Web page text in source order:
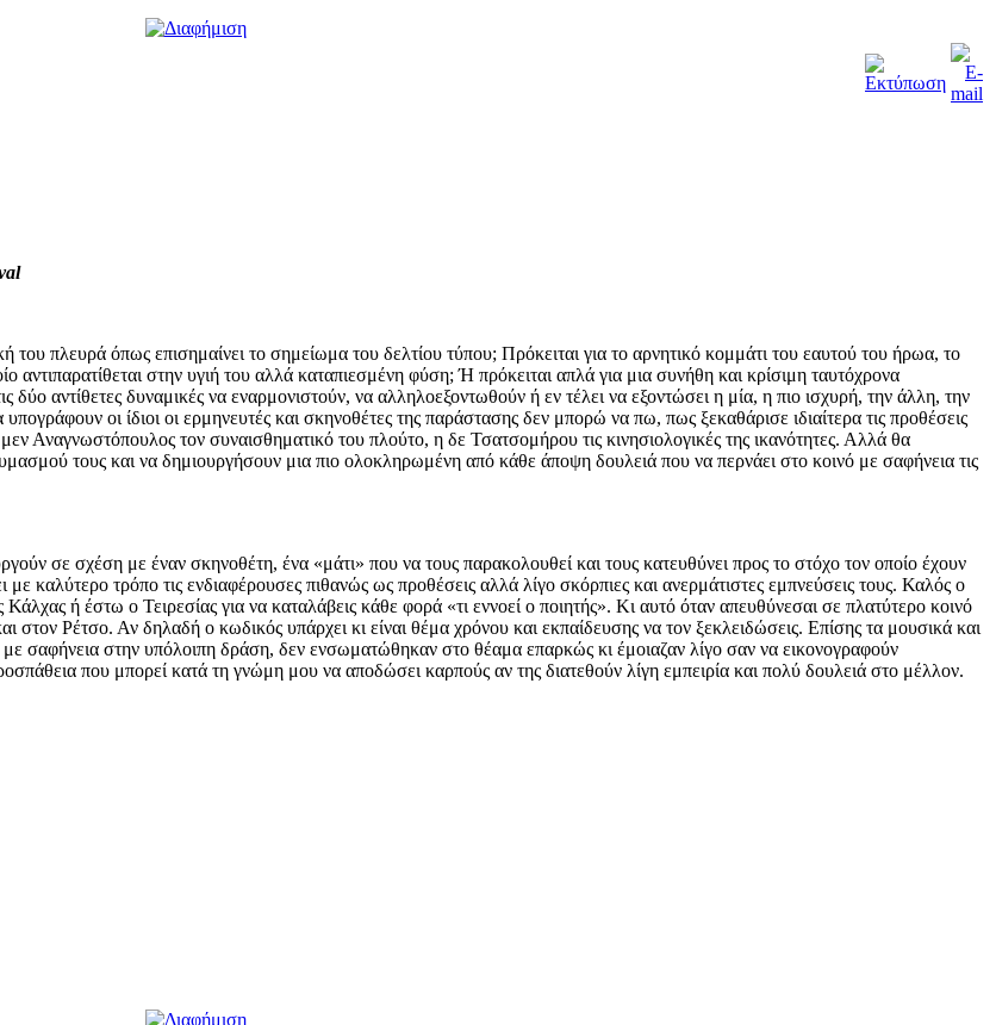
του πλευρά όπως επισημαίνει το σημείωμα του δελτίου τύπου; Πρόκειται για το αρνητικό κομμάτι του εαυτού του ήρωα, το
αντιπαρατίθεται στην υγιή του αλλά καταπιεσμένη φύση; Ή πρόκειται απλά για μια συνήθη και κρίσιμη ταυτόχρονα
δύο αντίθετες δυναμικές να εναρμονιστούν, να αλληλοεξοντωθούν ή εν τέλει να εξοντώσει η μία, η πιο ισχυρή, την άλλη, την
οι ίδιοι οι ερμηνευτές και σκηνοθέτες της παράστασης δεν μπορώ να πω, πως ξεκαθάρισε ιδιαίτερα τις προθέσεις
Αναγνωστόπουλος τον συναισθηματικό του πλούτο, η δε Τσατσομήρου τις κινησιολογικές της ικανότητες. Αλλά θα
τους και να δημιουργήσουν μια πιο ολοκληρωμένη από κάθε άποψη δουλειά που να περνάει στο κοινό με σαφήνεια τις
σε σχέση με έναν σκηνοθέτη, ένα «μάτι» που να τους παρακολουθεί και τους κατευθύνει προς το στόχο τον οποίο έχουν
με καλύτερο τρόπο τις ενδιαφέρουσες πιθανώς ως προθέσεις αλλά λίγο σκόρπιες και ανερμάτιστες εμπνεύσεις τους. Καλός ο
ή έστω ο Τειρεσίας για να καταλάβεις κάθε φορά «τι εννοεί ο ποιητής». Κι αυτό όταν απευθύνεσαι σε πλατύτερο κοινό
στον Ρέτσο. Αν δηλαδή ο κωδικός υπάρχει κι είναι θέμα χρόνου και εκπαίδευσης να τον ξεκλειδώσεις. Επίσης τα μουσικά και
με σαφήνεια στην υπόλοιπη δράση, δεν ενσωματώθηκαν στο θέαμα επαρκώς κι έμοιαζαν λίγο σαν να εικονογραφούν
που μπορεί κατά τη γνώμη μου να αποδώσει καρπούς αν της διατεθούν λίγη εμπειρία και πολύ δουλειά στο μέλλον.